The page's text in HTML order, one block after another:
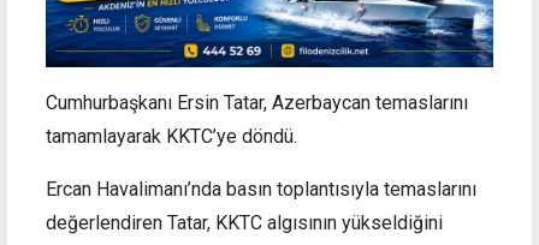
Cumhurbaşkanı Ersin Tatar, Azerbaycan temaslarını
tamamlayarak KKTC’ye döndü.
Ercan Havalimanı’nda basın toplantısıyla temaslarını
değerlendiren Tatar, KKTC algısının yükseldiğini